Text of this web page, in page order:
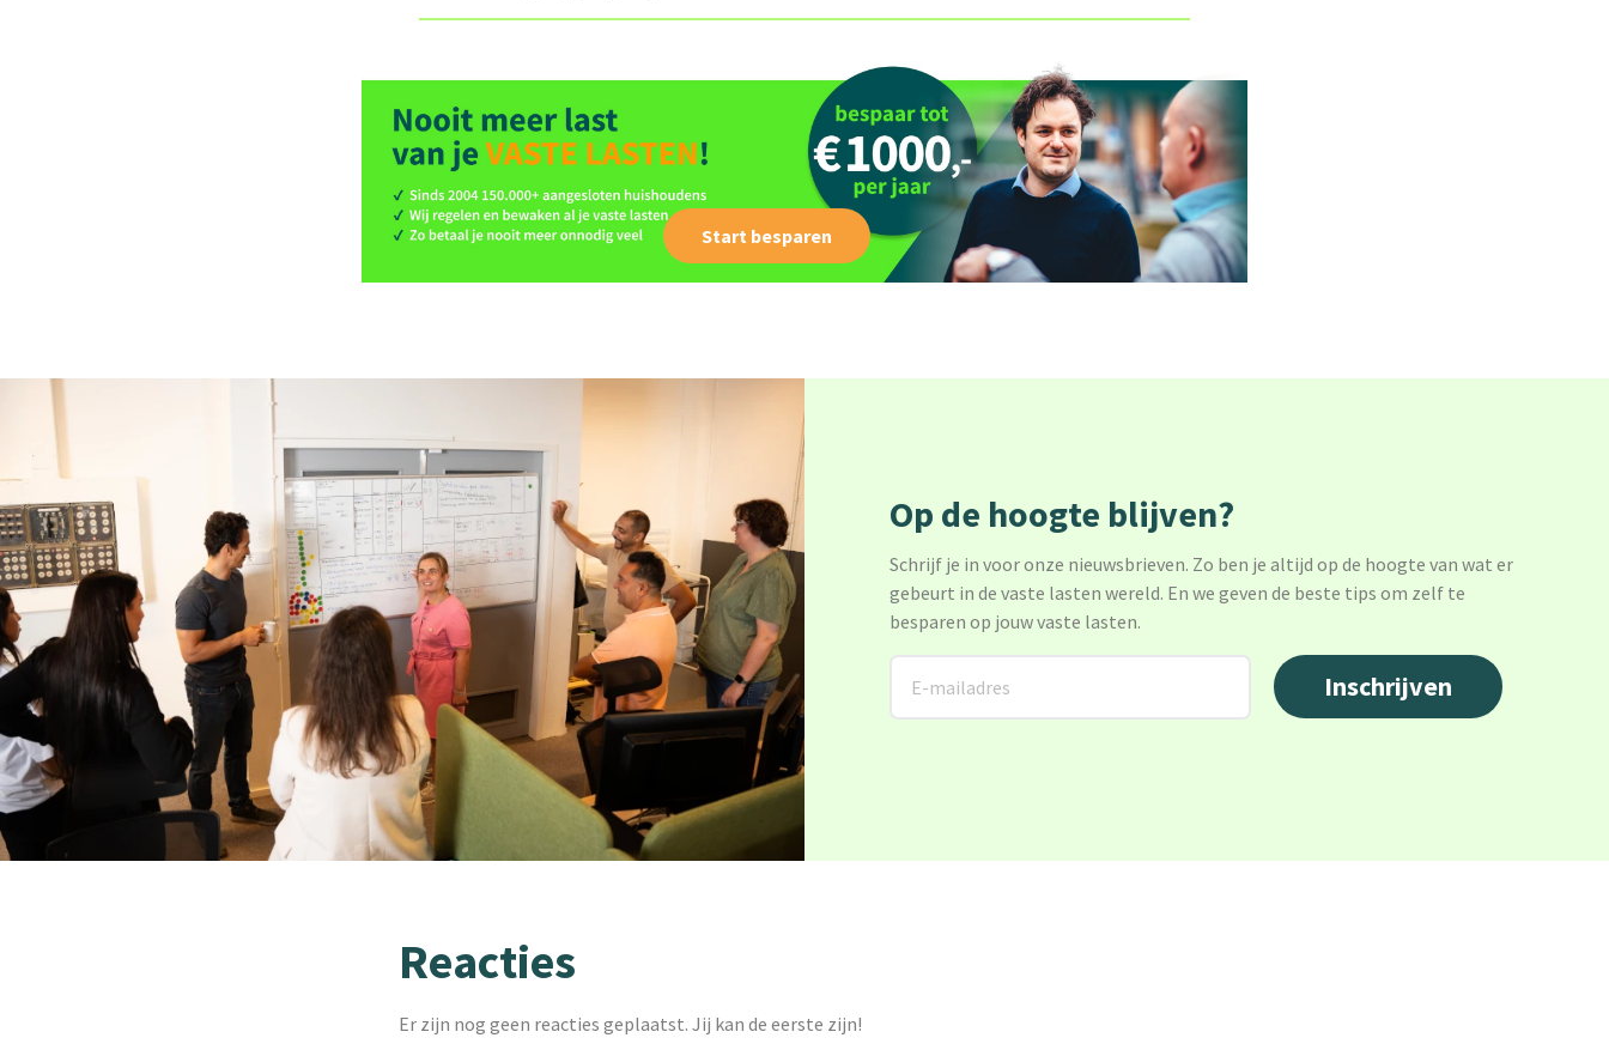
Start besparen
Op de hoogte blijven?
Schrijf je in voor onze nieuwsbrieven. Zo ben je altijd op de hoogte van wat er
gebeurt in de vaste lasten wereld. En we geven de beste tips om zelf te
besparen op jouw vaste lasten.
Reacties
Er zijn nog geen reacties geplaatst. Jij kan de eerste zijn!